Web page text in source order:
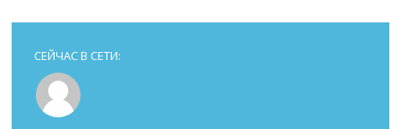
СЕЙЧАС В СЕТИ: